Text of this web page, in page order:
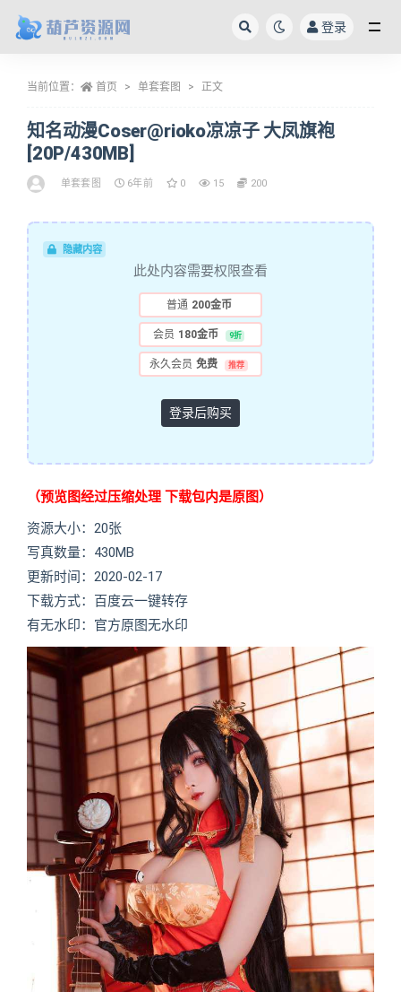
登录
当前位置： 首页 单套套图 正文
知名动漫Coser@rioko凉凉子 大凤旗袍
[20P/430MB]
单套套图 6年前 0 15 200
隐藏内容
此处内容需要权限查看
普通 200金币
会员 180金币 9折
永久会员 免费 推荐
登录后购买
（预览图经过压缩处理 下载包内是原图）
资源大小：20张
写真数量：430MB
更新时间：2020-02-17
下载方式：百度云一键转存
有无水印：官方原图无水印